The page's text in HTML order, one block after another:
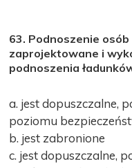
63. Podnoszenie
zaprojektowane i
podnoszenia
a. jest dopuszczalne,
poziomu
b. jest zabronione
c. jest dopuszczalne,